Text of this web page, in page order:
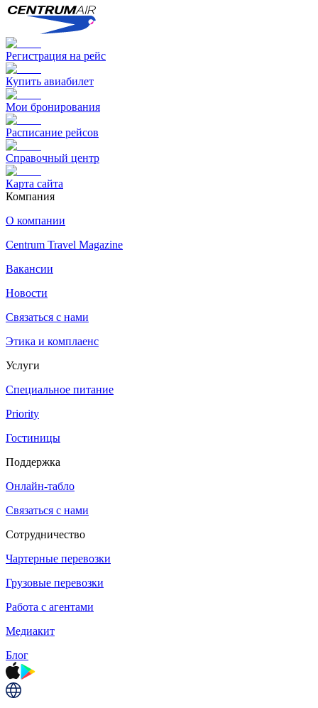
Регистрация на рейс
Купить авиабилет
Мои бронирования
Расписание рейсов
Справочный центр
Карта сайта
Компания
О компании
Centrum Travel Magazine
Вакансии
Новости
Связаться с нами
Этика и комплаенс
Услуги
Специальное питание
Priority
Гостиницы
Поддержка
Онлайн-табло
Связаться с нами
Сотрудничество
Чартерные перевозки
Грузовые перевозки
Работа с агентами
Медиакит
Блог